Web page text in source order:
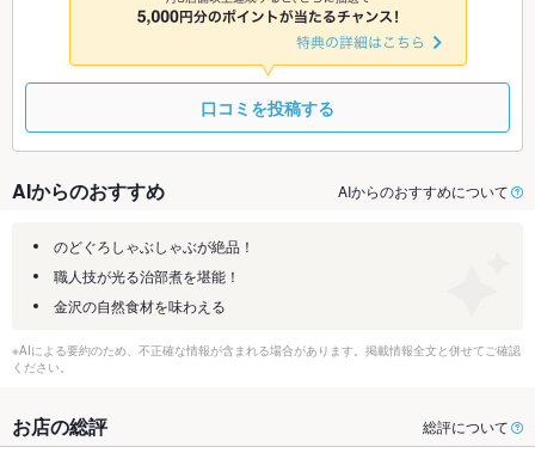
口コミを投稿する
AIからのおすすめ AIからのおすすめについて
のどぐろしゃぶしゃぶが絶品！
職人技が光る治部煮を堪能！
金沢の自然食材を味わえる
※AIによる要約のため、不正確な情報が含まれる場合があります。掲載情報全文と併せてご確認
ください。
お店の総評 総評について